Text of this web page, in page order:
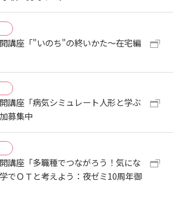
の図書館の閉館について
開講座「"いのち"の終いかた～在宅編
講座「病気シミュレート人形と学ぶ
募集中
講座「多職種でつながろう！気にな
でＯＴと考えよう：夜ゼミ10周年御